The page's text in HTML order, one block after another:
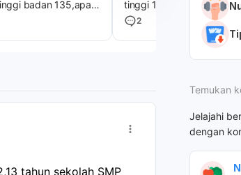
badan 135,apa
berat
tinggi 160 merasa sangat
karna sangat susah
badan walaupun saya
2
tahun sekolah SMP
Temukan
Jelajahi
dengan